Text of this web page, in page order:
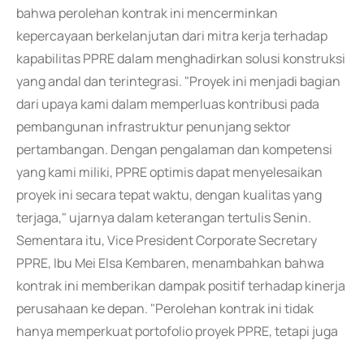
bahwa perolehan kontrak ini mencerminkan
kepercayaan berkelanjutan dari mitra kerja terhadap
kapabilitas PPRE dalam menghadirkan solusi konstruksi
yang andal dan terintegrasi. "Proyek ini menjadi bagian
dari upaya kami dalam memperluas kontribusi pada
pembangunan infrastruktur penunjang sektor
pertambangan. Dengan pengalaman dan kompetensi
yang kami miliki, PPRE optimis dapat menyelesaikan
proyek ini secara tepat waktu, dengan kualitas yang
terjaga," ujarnya dalam keterangan tertulis Senin.
Sementara itu, Vice President Corporate Secretary
PPRE, Ibu Mei Elsa Kembaren, menambahkan bahwa
kontrak ini memberikan dampak positif terhadap kinerja
perusahaan ke depan. "Perolehan kontrak ini tidak
hanya memperkuat portofolio proyek PPRE, tetapi juga